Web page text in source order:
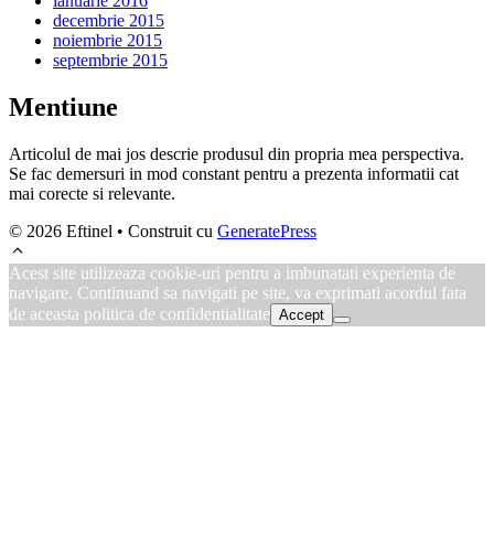
decembrie 2015
noiembrie 2015
septembrie 2015
Mentiune
Articolul de mai jos descrie produsul din propria mea perspectiva.
Se fac demersuri in mod constant pentru a prezenta informatii cat
mai corecte si relevante.
© 2026 Eftinel • Construit cu GeneratePress
Acest site utilizeaza cookie-uri pentru a imbunatati experienta de
navigare. Continuand sa navigati pe site, va exprimati acordul fata
de aceasta politica de confidentialitate Accept